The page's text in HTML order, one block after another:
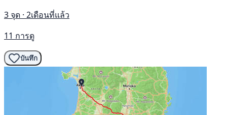
3 จุด · 2เดือนที่แล้ว
11 การดู
บันทึก